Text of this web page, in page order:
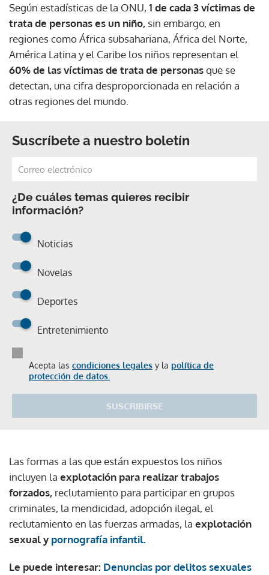
Según estadísticas de la ONU, 1 de cada 3 víctimas de
trata de personas es un niño, sin embargo, en
regiones como África subsahariana, África del Norte,
América Latina y el Caribe los niños representan el
60% de las víctimas de trata de personasque se
detectan, una cifra desproporcionada en relación a
otras regiones del mundo.
Suscríbete a nuestro boletín
¿De cuáles temas quieres recibir
información?
Noticias
Novelas
Deportes
Entretenimiento
Acepta las condiciones legales y la política de
protección de datos.
SUSCRIBIRSE
Las formas a las que están expuestos los niños
incluyen la explotación para realizar trabajos
forzados, reclutamiento para participar en grupos
criminales, la mendicidad, adopción ilegal, el
reclutamiento en las fuerzas armadas, la explotación
sexual y pornografía infantil.
Le puede interesar: Denuncias por delitos sexuales